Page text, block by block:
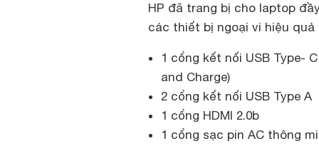
HP đã trang bị cho laptop
các thiết bị ngoại vi hiệu
1 cổng kết nối USB Type-
and Charge)
2 cổng kết nối USB Type A
1 cổng HDMI 2.0b
1 cổng sạc pin AC thông